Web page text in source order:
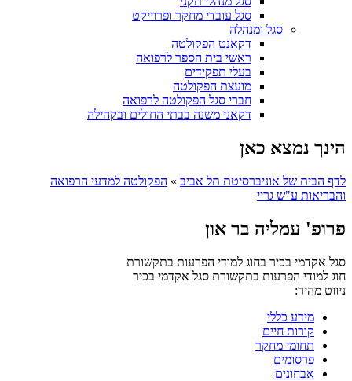
סגל עובדי מחקר ופרוייקט
סגל ומנהלה
דקאנט הפקולטה
ראשי בית הספר לרפואה
בעלי תפקידים
מועצת הפקולטה
חברי סגל הפקולטה לרפואה
דקאני משנה בבתי החולים ובקהילה
הינך נמצא כאן
לדף הבית של אוניברסיטת תל אביב » הפקולטה למדעי הרפואה
והבריאות ע"ש גריי
פרופ' עמליה בר און
סגל אקדמי בכיר בחוג למודי הפרעות בתקשורת
חוג למודי הפרעות בתקשורת סגל אקדמי בכיר
ניווט מהיר:
מידע כללי
קורות חיים
תחומי מחקר
פרסומים
אבחונים